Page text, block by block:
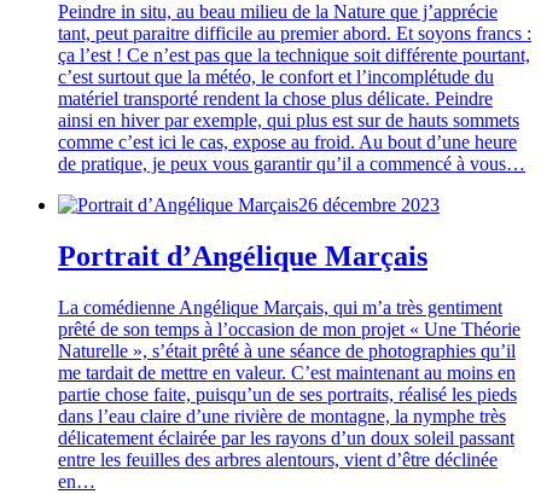
Peindre in situ, au beau milieu de la Nature que j’apprécie
tant, peut paraitre difficile au premier abord. Et soyons francs :
ça l’est ! Ce n’est pas que la technique soit différente pourtant,
c’est surtout que la météo, le confort et l’incomplétude du
matériel transporté rendent la chose plus délicate. Peindre
ainsi en hiver par exemple, qui plus est sur de hauts sommets
comme c’est ici le cas, expose au froid. Au bout d’une heure
de pratique, je peux vous garantir qu’il a commencé à vous…
26 décembre 2023
Portrait d’Angélique Marçais
La comédienne Angélique Marçais, qui m’a très gentiment
prêté de son temps à l’occasion de mon projet « Une Théorie
Naturelle », s’était prêté à une séance de photographies qu’il
me tardait de mettre en valeur. C’est maintenant au moins en
partie chose faite, puisqu’un de ses portraits, réalisé les pieds
dans l’eau claire d’une rivière de montagne, la nymphe très
délicatement éclairée par les rayons d’un doux soleil passant
entre les feuilles des arbres alentours, vient d’être déclinée
en…